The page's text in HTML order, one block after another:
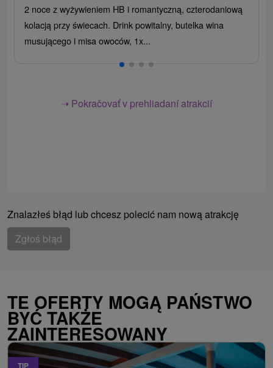
2 noce z wyżywieniem HB i romantyczną, czterodaniową
kolacją przy świecach. Drink powitalny, butelka wina
musującego i misa owoców, 1x...
➝ Pokračovať v prehliadaní atrakcií
Znalazłeś błąd lub chcesz polecić nam nową atrakcję
Zgłoś błąd
TE OFERTY MOGĄ PAŃSTWO
BYĆ TAKŻE
ZAINTERESOWANY
TIP